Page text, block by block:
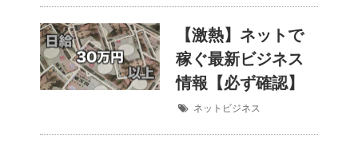
【激熱】ネットで
稼ぐ最新ビジネス
情報【必ず確認】
ネットビジネス